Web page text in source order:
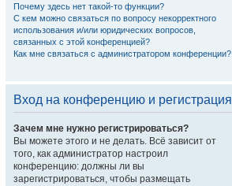
Почему здесь нет такой-то функции?
С кем можно связаться по вопросу некорректного
использования и/или юридических вопросов,
связанных с этой конференцией?
Как мне связаться с администратором конференции?
Вход на конференцию и регистрация
Зачем мне нужно регистрироваться?
Вы можете этого и не делать. Всё зависит от
того, как администратор настроил
конференцию: должны ли вы
зарегистрироваться, чтобы размещать